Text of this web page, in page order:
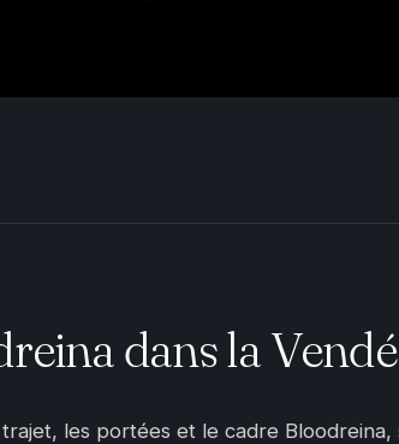
dans la
les portées et le cadre